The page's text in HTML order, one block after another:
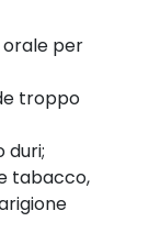
orale per
troppo
duri;
tabacco,